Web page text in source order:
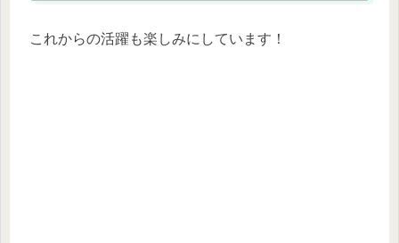
これからの活躍も楽しみにしています！